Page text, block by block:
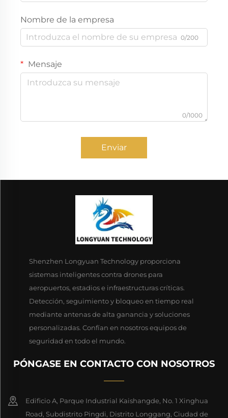
Nombre de la empresa
0/200
Mensaje
0/1000
Enviar
Shenzhen Longyuan Technology proporciona
sistemas inteligentes contra drones para
aeropuertos, estadios e infraestructuras críticas.
Detección, seguimiento y bloqueo en tiempo real
mediante antenas de alta ganancia y soluciones
personalizadas. Confían en nosotros equipos de
seguridad en todo el mundo.
PÓNGASE EN CONTACTO CON NOSOTROS
Edificio A, Parque Industrial Kaishangde, No. 1 Xinghua
Road, Subdistrito Pingdi, Distrito Longgang, Ciudad de